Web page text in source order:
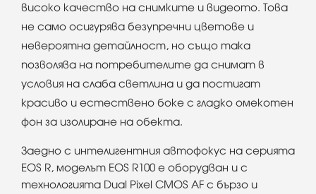
високо качество на снимките и видеото. Това
не само осигурява безупречни цветове и
невероятна детайлност, но също така
позволява на потребителите да снимат в
условия на слаба светлина и да постигат
красиво и естествено боке с гладко омекотен
фон за изолиране на обекта.
Заедно с интелигентния автофокус на серията
EOS R, моделът EOS R100 е оборудван и с
технологията Dual Pixel CMOS AF с бързо и